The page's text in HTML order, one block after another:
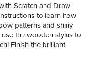
Scratch and Draw
to learn how
patterns and shiny
the wooden stylus to
Finish the brilliant
themed adventure